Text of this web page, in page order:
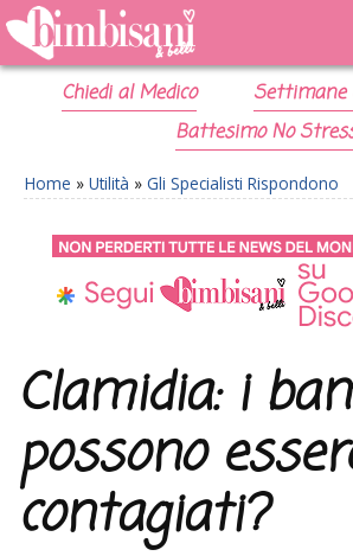
Chiedi al Medico
Settimane
Battesimo No
Home » Utilità » Gli Specialisti Rispondono
Clamidia: i
possono
contagiati?